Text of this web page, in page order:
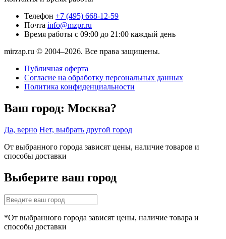
Телефон +7 (495) 668-12-59
Почта info@mzpr.ru
Время работы с 09:00 до 21:00 каждый день
mirzap.ru © 2004–2026. Все права защищены.
Публичная оферта
Согласие на обработку персональных данных
Политика конфиденциальности
Ваш город: Москва?
Да, верно Нет, выбрать другой город
От выбранного города зависят цены, наличие товаров и
способы доставки
Выберите ваш город
*От выбранного города зависят цены, наличие товара и
способы доставки